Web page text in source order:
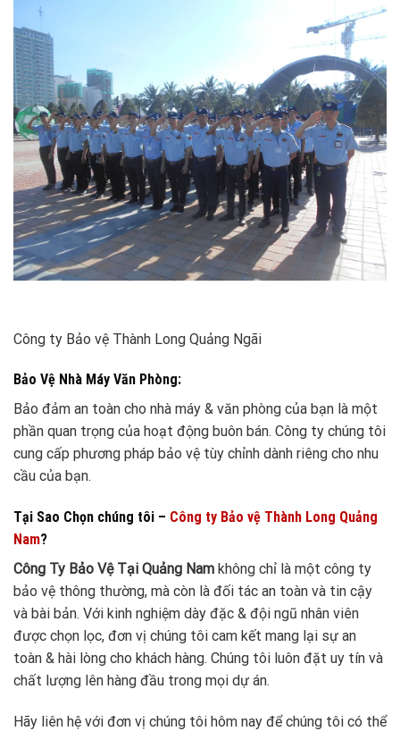
Công ty Bảo vệ Thành Long Quảng Ngãi
Bảo Vệ Nhà Máy Văn Phòng:
Bảo đảm an toàn cho nhà máy & văn phòng của bạn là một
phần quan trọng của hoạt động buôn bán. Công ty chúng tôi
cung cấp phương pháp bảo vệ tùy chỉnh dành riêng cho nhu
cầu của bạn.
Tại Sao Chọn chúng tôi – Công ty Bảo vệ Thành Long Quảng
Nam?
Công Ty Bảo Vệ Tại Quảng Nam không chỉ là một công ty
bảo vệ thông thường, mà còn là đối tác an toàn và tin cậy
và bài bản. Với kinh nghiệm dày đặc & đội ngũ nhân viên
được chọn lọc, đơn vị chúng tôi cam kết mang lại sự an
toàn & hài lòng cho khách hàng. Chúng tôi luôn đặt uy tín và
chất lượng lên hàng đầu trong mọi dự án.
Hãy liên hệ với đơn vị chúng tôi hôm nay để chúng tôi có thể